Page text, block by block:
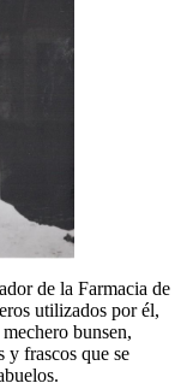
de la Farmacia de
utilizados por él,
bunsen,
y frascos que se